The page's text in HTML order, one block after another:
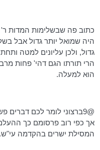
כתוב פהשבשלימות המדות ר'
היה שמואל יותר גדול אבל
גדול, ולכן עליונים למטה
הרי תורתו הגםדהי' פחות
הוא למעלה.
@9ברצוני לומר לכם
אך כפי רוב פרסומם כך
המסילת ישרים בהקדמה עי"ש.